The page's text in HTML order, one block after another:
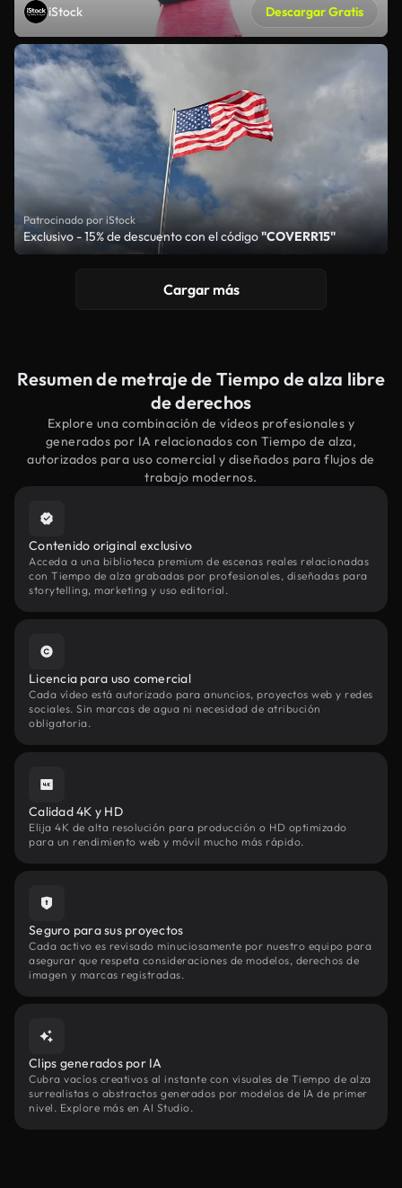
iStock Descargar Gratis
Patrocinado por iStock
Exclusivo - 15% de descuento con el código"COVERR15"
Cargar más
Resumen de metraje de Tiempo de alza libre
de derechos
Explore una combinación de vídeos profesionales y
generados por IA relacionados con Tiempo de alza,
autorizados para uso comercial y diseñados para flujos de
trabajo modernos.
Contenido original exclusivo
Acceda a una biblioteca premium de escenas reales relacionadas
con Tiempo de alza grabadas por profesionales, diseñadas para
storytelling, marketing y uso editorial.
Licencia para uso comercial
Cada vídeo está autorizado para anuncios, proyectos web y redes
sociales. Sin marcas de agua ni necesidad de atribución
obligatoria.
Calidad 4K y HD
Elija 4K de alta resolución para producción o HD optimizado
para un rendimiento web y móvil mucho más rápido.
Seguro para sus proyectos
Cada activo es revisado minuciosamente por nuestro equipo para
asegurar que respeta consideraciones de modelos, derechos de
imagen y marcas registradas.
Clips generados por IA
Cubra vacíos creativos al instante con visuales de Tiempo de alza
surrealistas o abstractos generados por modelos de IA de primer
nivel. Explore más en AI Studio.